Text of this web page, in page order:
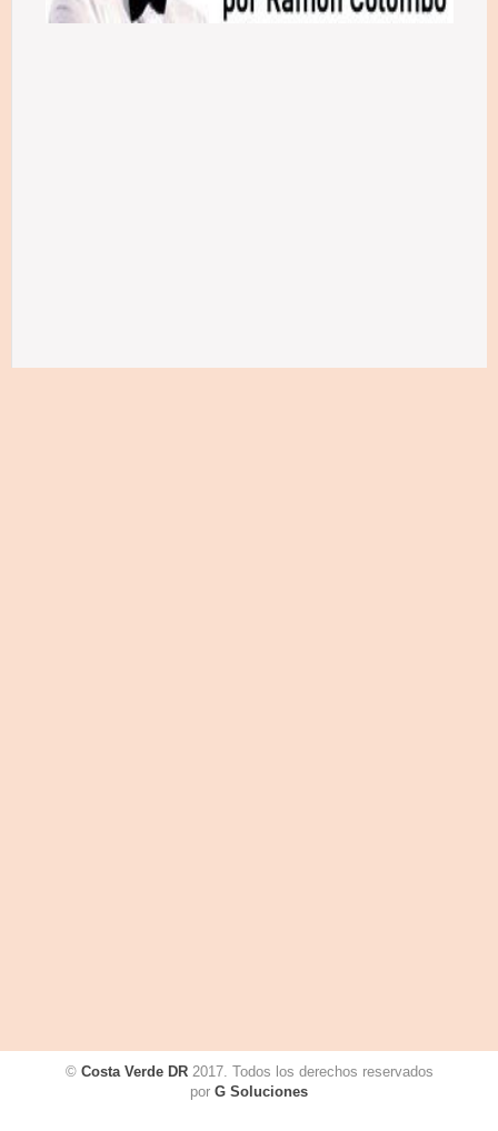
© Costa Verde DR2017. Todos los derechos reservados
por G Soluciones